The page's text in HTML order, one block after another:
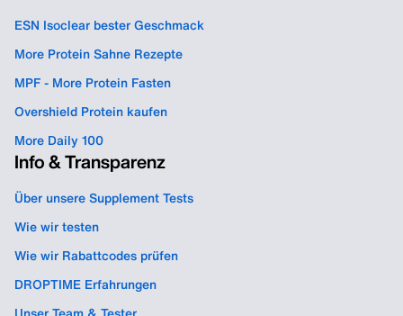
ESN Isoclear bester Geschmack
More Protein Sahne Rezepte
MPF - More Protein Fasten
Overshield Protein kaufen
More Daily 100
Info & Transparenz
Über unsere Supplement Tests
Wie wir testen
Wie wir Rabattcodes prüfen
DROPTIME Erfahrungen
Unser Team & Tester